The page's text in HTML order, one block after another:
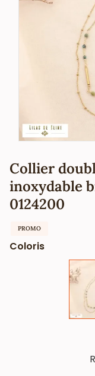
Collier
inoxydable
0124200
PROMO
Coloris